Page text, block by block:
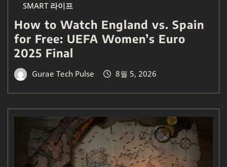
SMART 라이프
How to Watch England vs. Spain
for Free: UEFA Women’s Euro
2025 Final
Gurae Tech Pulse 8월 5, 2026